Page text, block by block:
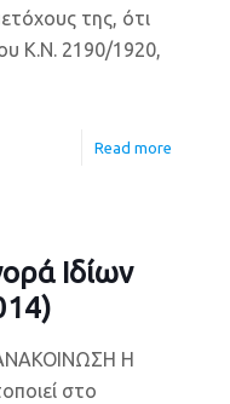
της, ότι
Κ.Ν. 2190/1920,
Read more
Ιδίων
Η
στο